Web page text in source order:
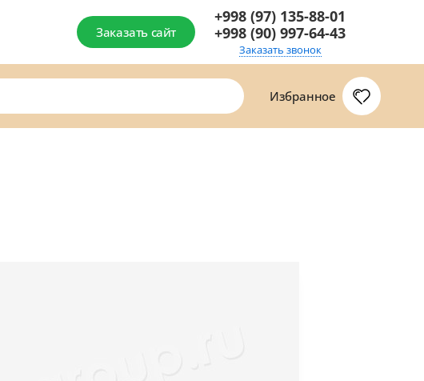
Заказать сайт
+998 (97) 135-88-01
+998 (90) 997-64-43
Заказать звонок
Избранное